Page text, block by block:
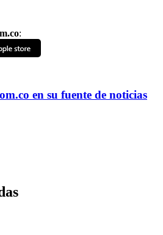
:
en su fuente de noticias